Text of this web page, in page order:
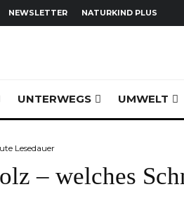
NEWSLETTER NATURKIND PLUS
UNTERWEGS UMWELT
Lesedauer
– welches